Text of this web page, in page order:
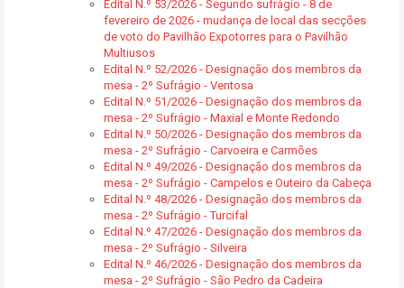
Edital N.º 53/2026 - Segundo sufrágio - 8 de
fevereiro de 2026 - mudança de local das secções
de voto do Pavilhão Expotorres para o Pavilhão
Multiusos
Edital N.º 52/2026 - Designação dos membros da
mesa - 2º Sufrágio - Ventosa
Edital N.º 51/2026 - Designação dos membros da
mesa - 2º Sufrágio - Maxial e Monte Redondo
Edital N.º 50/2026 - Designação dos membros da
mesa - 2º Sufrágio - Carvoeira e Carmões
Edital N.º 49/2026 - Designação dos membros da
mesa - 2º Sufrágio - Campelos e Outeiro da Cabeça
Edital N.º 48/2026 - Designação dos membros da
mesa - 2º Sufrágio - Turcifal
Edital N.º 47/2026 - Designação dos membros da
mesa - 2º Sufrágio - Silveira
Edital N.º 46/2026 - Designação dos membros da
mesa - 2º Sufrágio - São Pedro da Cadeira